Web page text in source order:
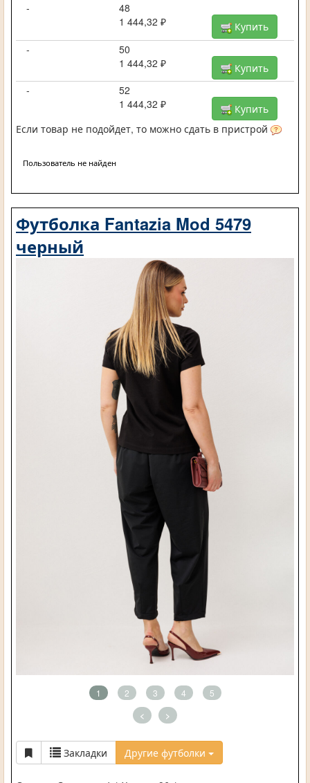
-
48
1 444,32 ₽
Купить
-
50
1 444,32 ₽
Купить
-
52
1 444,32 ₽
Купить
Если товар не подойдет, то можно сдать в пристрой
Пользователь не найден
Футболка Fantazia Mod 5479
черный
1 2 3 4 5
< >
Закладки Другие футболки